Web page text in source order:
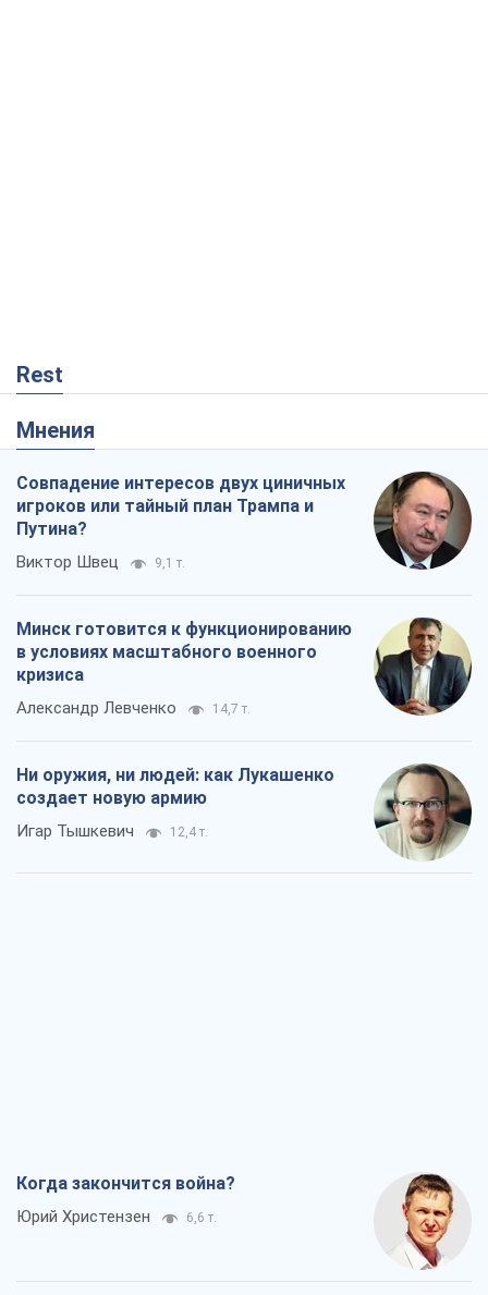
Rest
Мнения
Совпадение интересов двух циничных
игроков или тайный план Трампа и
Путина?
Виктор Швец 9,1 т.
Минск готовится к функционированию
в условиях масштабного военного
кризиса
Александр Левченко 14,7 т.
Ни оружия, ни людей: как Лукашенко
создает новую армию
Игар Тышкевич 12,4 т.
Когда закончится война?
Юрий Христензен 6,6 т.